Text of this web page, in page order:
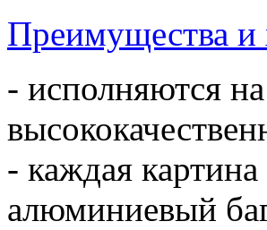
Преимущества и
- исполняются
- каждая
алюминиевый